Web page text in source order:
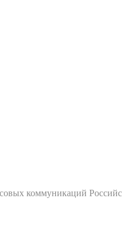
коммуникаций